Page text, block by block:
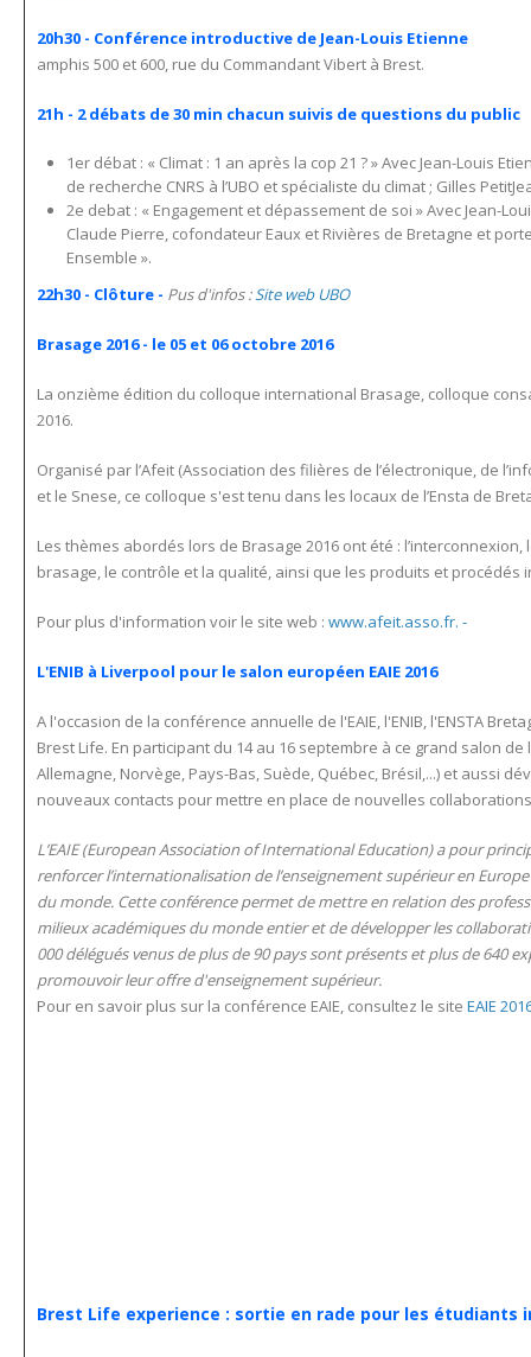
20h30 - Conférence introductive de Jean-Louis Etienne
amphis 500 et 600, rue du Commandant Vibert à Brest.
21h - 2 débats de 30 min chacun suivis de questions du public
1er débat : « Climat : 1 an après la cop 21 ? » Avec Jean-Louis
de recherche CNRS à l’UBO et spécialiste du climat ; Gilles
2e debat : « Engagement et dépassement de soi » Avec Jean-
Claude Pierre, cofondateur Eaux et Rivières de Bretagne et
Ensemble ».
22h30 - Clôture - Pus d'infos :Site web UBO
Brasage 2016 - le 05 et 06 octobre 2016
La onzième édition du colloque international Brasage, colloque
2016.
Organisé par l’Afeit (Association des filières de l’électronique, de
et le Snese, ce colloque s'est tenu dans les locaux de l’Ensta de
Les thèmes abordés lors de Brasage 2016 ont été :
brasage, le contrôle et la qualité, ainsi que les produits et procédés
Pour plus d'information voir le site web : www.afeit.asso.fr. -
L'ENIB à Liverpool pour le salon européen EAIE 2016
A l'occasion de la conférence annuelle de l'EAIE, l'ENIB, l'ENSTA
Brest Life. En participant du 14 au 16 septembre à ce grand salon
Allemagne, Norvège, Pays-Bas, Suède, Québec, Brésil,...) et aussi
nouveaux contacts pour mettre en place de nouvelles
L’EAIE (European Association of International Education) a pour
renforcer l’internationalisation de l’enseignement supérieur en
du monde. Cette conférence permet de mettre en relation des
milieux académiques du monde entier et de développer les
000 délégués venus de plus de 90 pays sont présents et plus de 640
promouvoir leur offre d'enseignement supérieur.
Pour en savoir plus sur la conférence EAIE, consultez le site EAIE
Brest Life experience : sortie en rade pour les étudiants